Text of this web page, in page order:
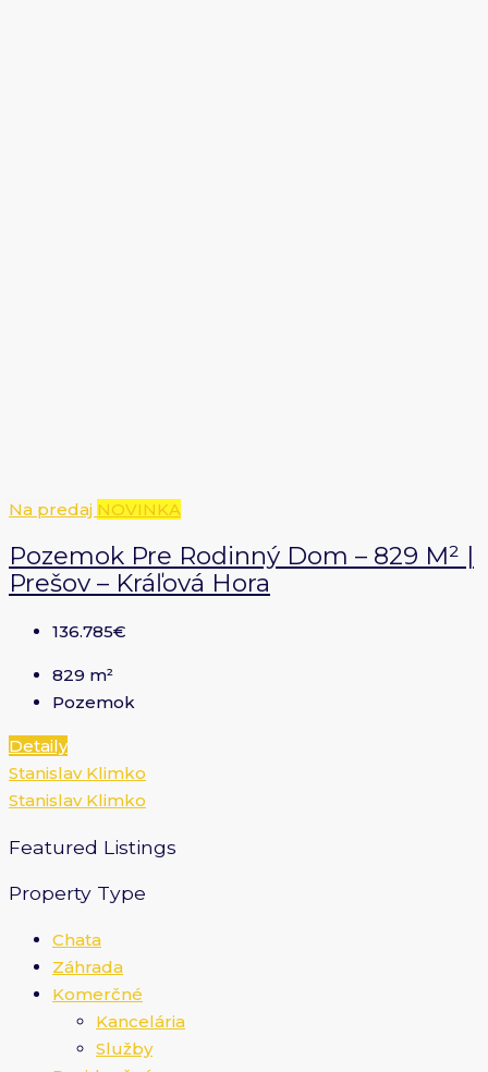
Na predaj NOVINKA
Pozemok Pre Rodinný Dom – 829 M² |
Prešov – Kráľová Hora
136.785€
829 m²
Pozemok
Detaily
Stanislav Klimko
Stanislav Klimko
Featured Listings
Property Type
Chata
Záhrada
Komerčné
Kancelária
Služby